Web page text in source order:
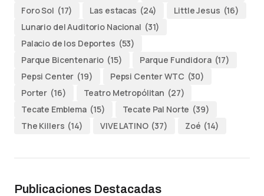
Foro Sol (17) Las estacas (24) Little Jesus (16)
Lunario del Auditorio Nacional (31)
Palacio de los Deportes (53)
Parque Bicentenario (15) Parque Fundidora (17)
Pepsi Center (19) Pepsi Center WTC (30)
Porter (16) Teatro Metropólitan (27)
Tecate Emblema (15) Tecate Pal Norte (39)
The Killers (14) VIVE LATINO (37) Zoé (14)
Publicaciones Destacadas